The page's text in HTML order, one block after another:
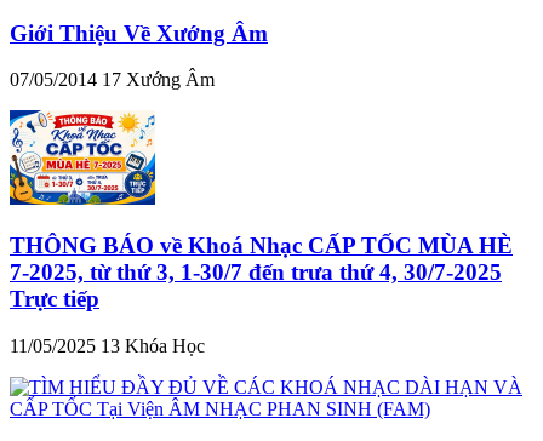
Giới Thiệu Về Xướng Âm
07/05/2014 17 Xướng Âm
THÔNG BÁO về Khoá Nhạc CẤP TỐC MÙA HÈ
7-2025, từ thứ 3, 1-30/7 đến trưa thứ 4, 30/7-2025
Trực tiếp
11/05/2025 13 Khóa Học